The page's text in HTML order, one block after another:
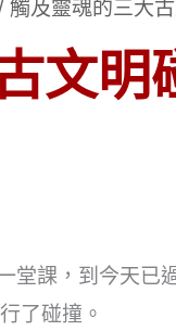
觸及靈魂的三大
文明
堂課，到今天
了碰撞。